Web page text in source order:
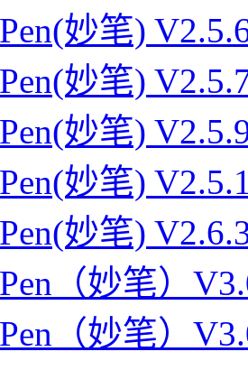
妙笔)
妙笔)
妙笔)
妙笔)
妙笔)
（妙笔）
（妙笔）